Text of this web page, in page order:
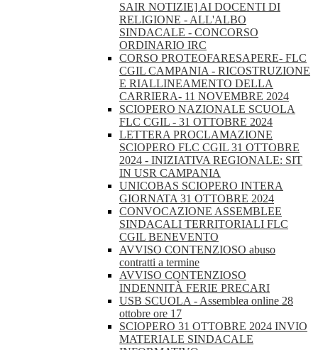
SAIR NOTIZIE] AI DOCENTI DI
RELIGIONE - ALL'ALBO
SINDACALE - CONCORSO
ORDINARIO IRC
CORSO PROTEOFARESAPERE- FLC
CGIL CAMPANIA - RICOSTRUZIONE
E RIALLINEAMENTO DELLA
CARRIERA- 11 NOVEMBRE 2024
SCIOPERO NAZIONALE SCUOLA
FLC CGIL - 31 OTTOBRE 2024
LETTERA PROCLAMAZIONE
SCIOPERO FLC CGIL 31 OTTOBRE
2024 - INIZIATIVA REGIONALE: SIT
IN USR CAMPANIA
UNICOBAS SCIOPERO INTERA
GIORNATA 31 OTTOBRE 2024
CONVOCAZIONE ASSEMBLEE
SINDACALI TERRITORIALI FLC
CGIL BENEVENTO
AVVISO CONTENZIOSO abuso
contratti a termine
AVVISO CONTENZIOSO
INDENNITÀ FERIE PRECARI
USB SCUOLA - Assemblea online 28
ottobre ore 17
SCIOPERO 31 OTTOBRE 2024 INVIO
MATERIALE SINDACALE